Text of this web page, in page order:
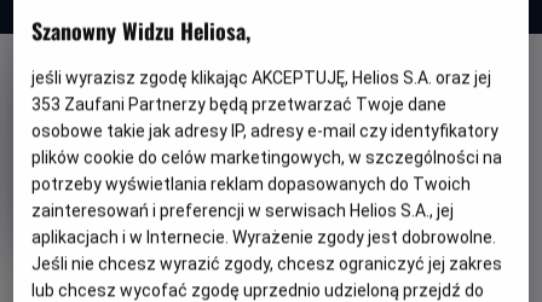
NAPISY
OBSERWUJ
Randka w ciemno
Oryginalny
tytuł
Woman of the Hour Gatunek
Dramat / Kryminał
Minimalny
wiek
Od 15 lat
Czas
trwania
95 min
Kraj
i
rok
produkcji
USA (2024)
OCENA HELIOS
6.8
Szanowny Widzu Heliosa,
jeśli wyrazisz zgodę klikając AKCEPTUJĘ, Helios S.A. oraz jej
353 Zaufani Partnerzy będą przetwarzać Twoje dane
osobowe takie jak adresy IP, adresy e-mail czy identyfikatory
plików cookie do celów marketingowych, w szczególności na
potrzeby wyświetlania reklam dopasowanych do Twoich
zainteresowań i preferencji w serwisach Helios S.A., jej
aplikacjach i w Internecie. Wyrażenie zgody jest dobrowolne.
Jeśli nie chcesz wyrazić zgody, chcesz ograniczyć jej zakres
lub chcesz wycofać zgodę uprzednio udzieloną przejdź do